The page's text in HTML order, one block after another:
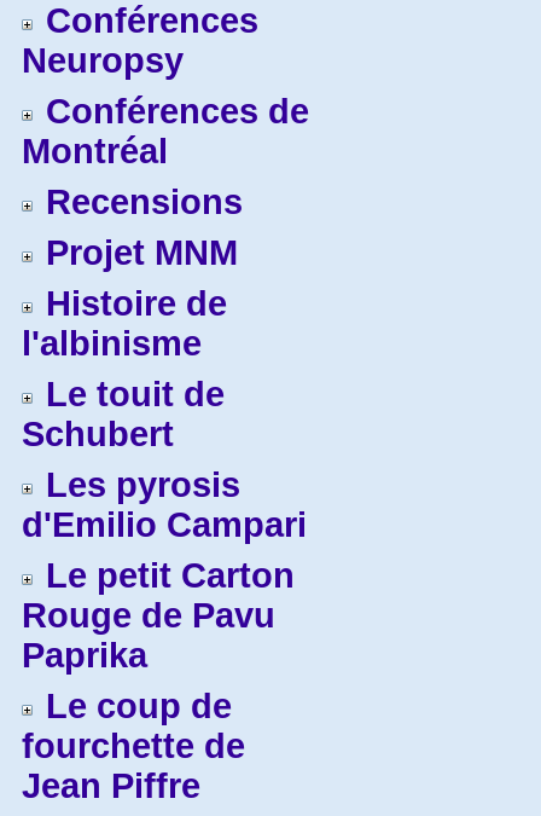
Conférences
Neuropsy
Conférences de
Montréal
Recensions
Projet MNM
Histoire de
l'albinisme
Le touit de
Schubert
Les pyrosis
d'Emilio Campari
Le petit Carton
Rouge de Pavu
Paprika
Le coup de
fourchette de
Jean Piffre